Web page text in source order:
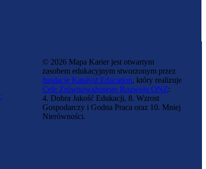
© 2026 Mapa Karier jest otwartym
zasobem edukacyjnym stworzonym przez
fundację Katalyst Education, który realizuje
Cele Zrównoważonego Rozwoju ONZ:
4. Dobra Jakość Edukacji, 8. Wzrost
Gospodarczy i Godna Praca oraz 10. Mniej
Nierówności.